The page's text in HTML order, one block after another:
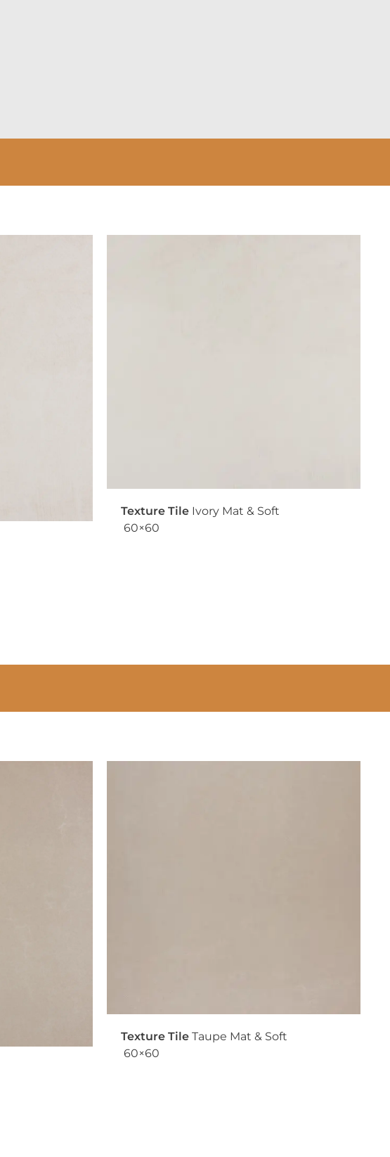
Texture Tile Ivory Mat & Soft
60×60
Texture Tile Taupe Mat & Soft
60×60